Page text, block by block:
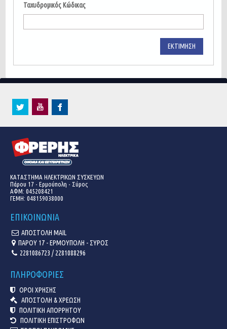
Ταχυδρομικός Κώδικας
ΕΚΤΊΜΗΣΗ
ΚΑΤΑΣΤΗΜΑ ΗΛΕΚΤΡΙΚΩΝ ΣΥΣΚΕΥΩΝ
Πάρου 17 - Ερμούπολη - Σύρος
ΑΦΜ: 045208421
ΓΕΜΗ: 048159038000
ΕΠΙΚΟΙΝΩΝΙΑ
ΑΠΟΣΤΟΛΗ MAIL
ΠΑΡΟΥ 17 - ΕΡΜΟΥΠΟΛΗ - ΣΥΡΟΣ
2281086723 / 2281088296
ΠΛΗΡΟΦΟΡΙΕΣ
ΟΡΟΙ ΧΡΗΣΗΣ
ΑΠΟΣΤΟΛΗ & ΧΡΕΩΣΗ
ΠΟΛΙΤΙΚΗ ΑΠΟΡΡΗΤΟΥ
ΠΟΛΙΤΙΚΗ ΕΠΙΣΤΡΟΦΩΝ